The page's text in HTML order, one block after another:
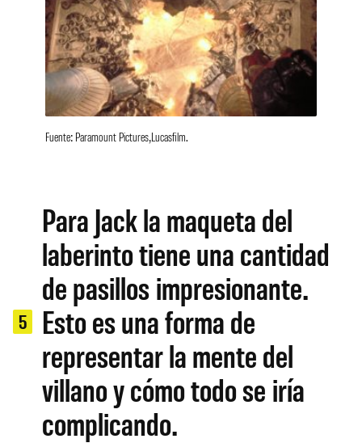
Fuente: Paramount Pictures,Lucasfilm.
5
Para Jack la maqueta del
laberinto tiene una cantidad
de pasillos impresionante.
Esto es una forma de
representar la mente del
villano y cómo todo se iría
complicando.